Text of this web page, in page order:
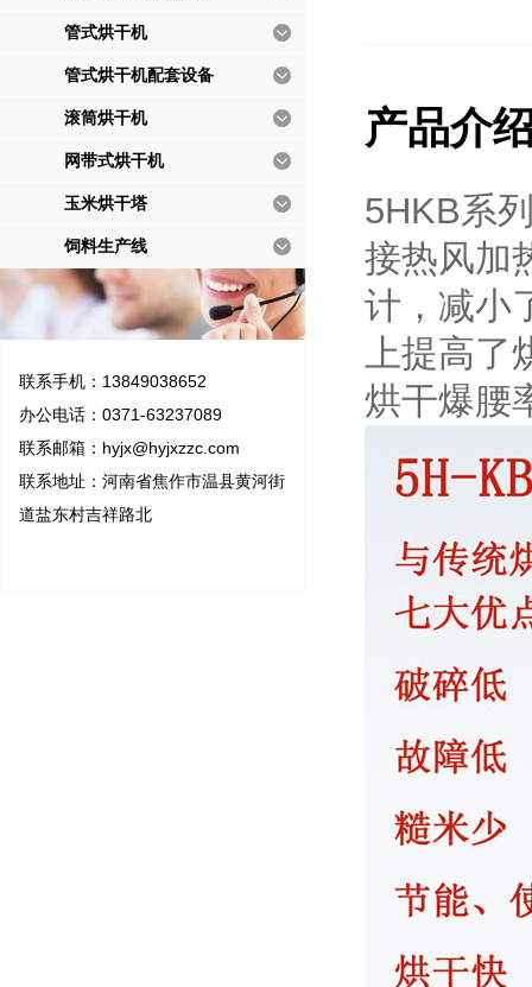
管式烘干机
管式烘干机配套设备
滚筒烘干机
网带式烘干机
玉米烘干塔
饲料生产线
联系手机：13849038652
办公电话：0371-63237089
联系邮箱： hyjx@hyjxzzc.com
联系地址：河南省焦作市温县黄河街
道盐东村吉祥路北
产品介
5HKB系
接热风加
计，减小
上提高了
烘干爆腰